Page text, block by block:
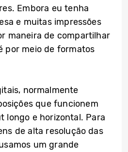
Embora eu tenha
e muitas impressões
maneira de compartilhar
por meio de formatos
normalmente
que funcionem
longo e horizontal. Para
de alta resolução das
um grande